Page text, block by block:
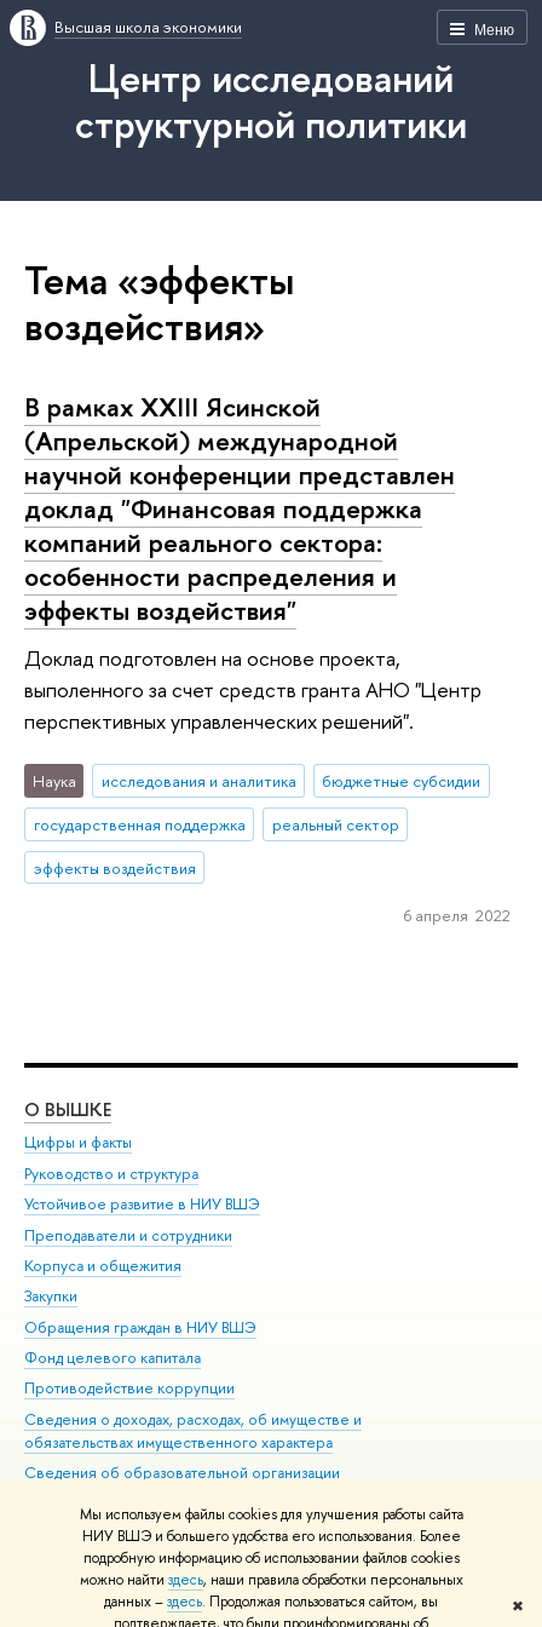
Мы используем файлы cookies для улучшения работы сайта
НИУ ВШЭ и большего удобства его использования. Более
подробную информацию об использовании файлов cookies
можно найти здесь, наши правила обработки персональных
данных –здесь. Продолжая пользоваться сайтом, вы
✖
Меню
Высшая школа экономики
Центр исследований
структурной политики
Тема «эффекты
воздействия»
В рамках XXIII Ясинской
(Апрельской) международной
научной конференции представлен
доклад "Финансовая поддержка
компаний реального сектора:
особенности распределения и
эффекты воздействия"
Доклад подготовлен на основе проекта,
выполенного за счет средств гранта АНО "Центр
перспективных управленческих решений".
Наука исследования и аналитика
бюджетные субсидии
государственная поддержка
реальный сектор
эффекты воздействия
6 апреля 2022
О ВЫШКЕ
Цифры и факты
Руководство и структура
Устойчивое развитие в НИУ ВШЭ
Преподаватели и сотрудники
Корпуса и общежития
Закупки
Обращения граждан в НИУ ВШЭ
Фонд целевого капитала
Противодействие коррупции
Сведения о доходах, расходах, об имуществе и
обязательствах имущественного характера
Сведения об образовательной организации
Людям с ограниченными возможностями здоровья
Единая платежная страница
Работа в Вышке